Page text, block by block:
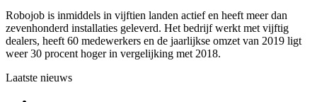
Robojob is inmiddels in vijftien landen actief en heeft meer dan
zevenhonderd installaties geleverd. Het bedrijf werkt met vijftig
dealers, heeft 60 medewerkers en de jaarlijkse omzet van 2019 ligt
weer 30 procent hoger in vergelijking met 2018.
Laatste nieuws